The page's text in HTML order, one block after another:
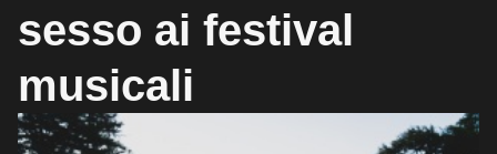
sesso ai festival
musicali